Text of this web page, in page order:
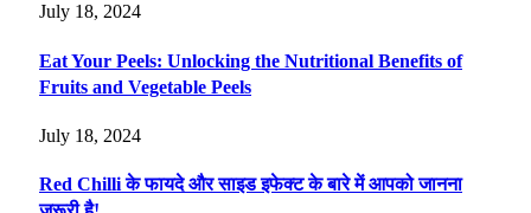
July 18, 2024
Eat Your Peels: Unlocking the Nutritional Benefits of
Fruits and Vegetable Peels
July 18, 2024
Red Chilli के फायदे और साइड इफेक्ट के बारे में आपको जानना